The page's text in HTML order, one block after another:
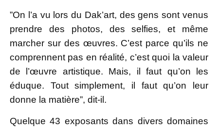
”On l’a vu lors du Dak’art, des gens sont venus
prendre des photos, des selfies, et même
marcher sur des œuvres. C’est parce qu’ils ne
comprennent pas en réalité, c’est quoi la valeur
de l’œuvre artistique. Mais, il faut qu’on les
éduque. Tout simplement, il faut qu’on leur
donne la matière”, dit-il.
Quelque 43 exposants dans divers domaines